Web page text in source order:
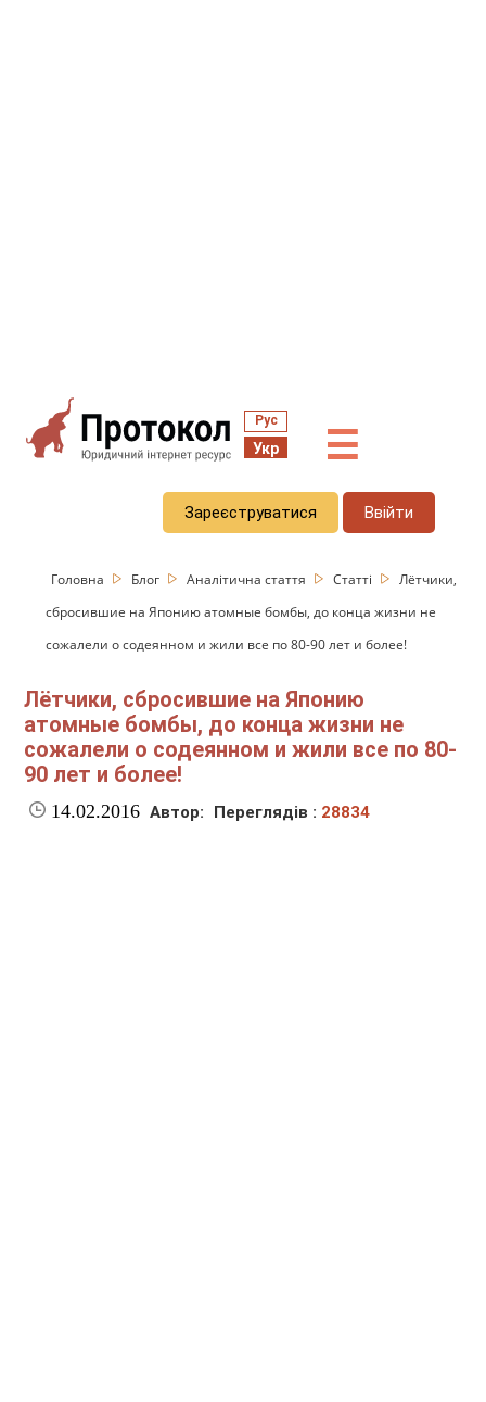
Рус
Укр ☰
Зареєструватися Ввійти
Головна Блог Аналітична стаття Статті
Лётчики,
сбросившие на Японию атомные бомбы, до конца жизни не
сожалели о содеянном и жили все по 80-90 лет и более!
Лётчики, сбросившие на Японию
атомные бомбы, до конца жизни не
сожалели о содеянном и жили все по 80-
90 лет и более!
14.02.2016 Автор: Переглядів : 28834